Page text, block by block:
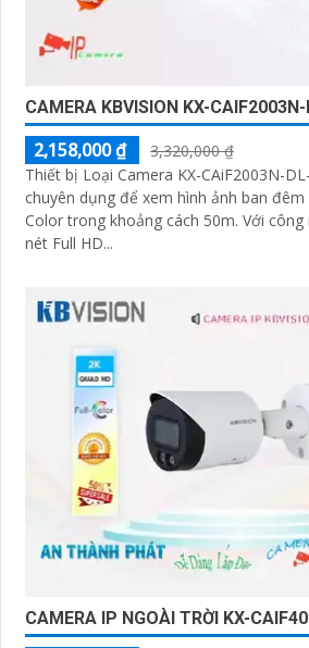
CAMERA KBVISION KX-
2,158,000 ₫
3,320,000 ₫
Thiết bị Loại Camera KX-CAiF2003N-
chuyên dụng để xem hình ảnh ban
Color trong khoảng cách 50m. Với công nghệ hình ảnh sắc
nét Full HD...
CAMERA IP NGOÀI TRỜI KX-